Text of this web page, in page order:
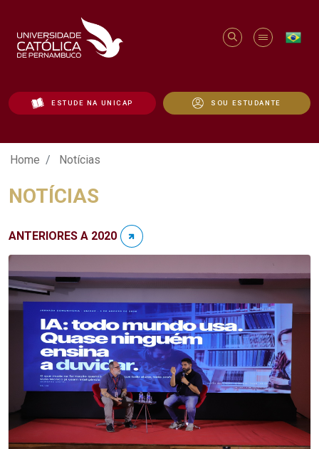
ESTUDE NA UNICAP SOU ESTUDANTE
Notícias - Unicap
Home Notícias
NOTÍCIAS
ANTERIORES A 2020